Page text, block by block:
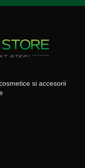
si accesorii